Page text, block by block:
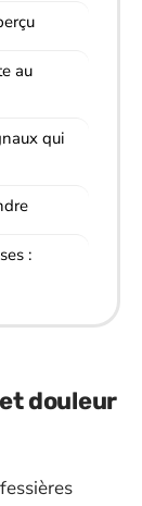
au
qui
:
douleur